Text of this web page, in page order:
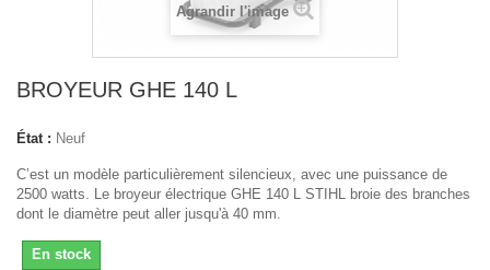
Agrandir l'image
BROYEUR GHE 140 L
État : Neuf
C’est un modèle particulièrement silencieux, avec une puissance de
2500 watts. Le broyeur électrique GHE 140 L STIHL broie des branches
dont le diamètre peut aller jusqu'à 40 mm.
En stock